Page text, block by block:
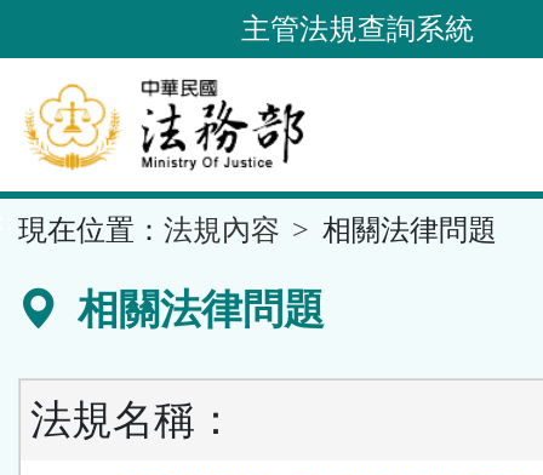
到
要
內
容
區
主管法規查詢系統
現在位置： 法規內容 相關法律問題
相關法律問題
法規名稱：